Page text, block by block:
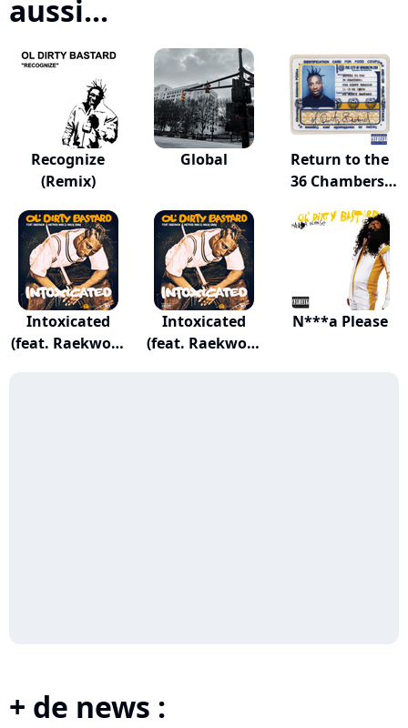
aussi...
Recognize
(Remix)
Global
Return to the
36 Chambers:
Intoxicated
(feat. Raekwon,
Intoxicated
(feat. Raekwon,
N***a Please
+ de news :